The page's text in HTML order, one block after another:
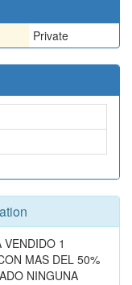
Private
1
MAS DEL 50%
NINGUNA